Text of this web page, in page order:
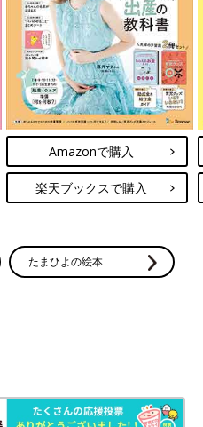
Amazonで購入
楽天ブックスで購入
たまひよの絵本